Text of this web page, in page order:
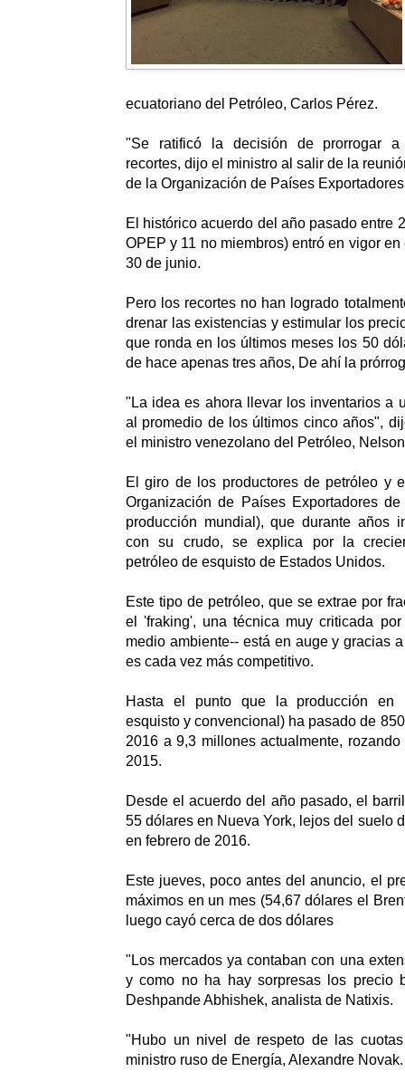
ecuatoriano del Petróleo, Carlos Pérez.
"Se ratificó la decisión de prorrogar
recortes, dijo el ministro al salir de la
de la Organización de Países
El histórico acuerdo del año pasado entre
OPEP y 11 no miembros) entró en vigor
30 de junio.
Pero los recortes no han logrado
drenar las existencias y estimular los
que ronda en los últimos meses los 50
de hace apenas tres años, De ahí la
"La idea es ahora llevar los inventarios a
al promedio de los últimos cinco años",
el ministro venezolano del Petróleo,
El giro de los productores de petróleo y
Organización de Países Exportadores
producción mundial), que durante años
con su crudo, se explica por la
petróleo de esquisto de Estados Unidos.
Este tipo de petróleo, que se extrae por
el 'fraking', una técnica muy criticada
medio ambiente-- está en auge y gracias
es cada vez más competitivo.
Hasta el punto que la producción en
esquisto y convencional) ha pasado de
2016 a 9,3 millones actualmente,
2015.
Desde el acuerdo del año pasado, el
55 dólares en Nueva York, lejos del suelo
en febrero de 2016.
Este jueves, poco antes del anuncio, el
máximos en un mes (54,67 dólares el
luego cayó cerca de dos dólares
"Los mercados ya contaban con una
y como no ha hay sorpresas los precio
Deshpande Abhishek, analista de Natixis.
"Hubo un nivel de respeto de las
ministro ruso de Energía, Alexandre Novak.